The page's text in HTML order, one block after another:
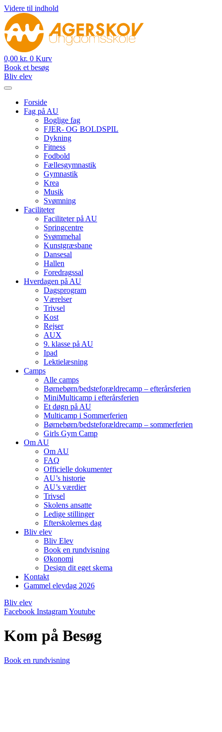
Videre til indhold
0,00 kr. 0 Kurv
Book et besøg
Bliv elev
Forside
Fag på AU
Boglige fag
FJER- OG BOLDSPIL
Dykning
Fitness
Fodbold
Fællesgymnastik
Gymnastik
Krea
Musik
Svømning
Faciliteter
Faciliteter på AU
Springcentre
Svømmehal
Kunstgræsbane
Dansesal
Hallen
Foredragssal
Hverdagen på AU
Dagsprogram
Værelser
Trivsel
Kost
Rejser
AUX
9. klasse på AU
Ipad
Lektielæsning
Camps
Alle camps
Børnebørn/bedste­forældre­camp – efterårsferien
MiniMulti­camp i efterårsferien
Et døgn på AU
Multi­camp i Sommerferien
Børnebørn/bedste­forældre­camp – sommerferien
Girls Gym Camp
Om AU
Om AU
FAQ
Officielle dokumenter
AU’s historie
AU’s værdier
Trivsel
Skolens ansatte
Ledige stillinger
Efterskolernes dag
Bliv elev
Bliv Elev
Book en rundvisning
Økonomi
Design dit eget skema
Kontakt
Gammel elevdag 2026
Bliv elev
Facebook InstagramYoutube
Kom på Besøg
Book en rundvisning